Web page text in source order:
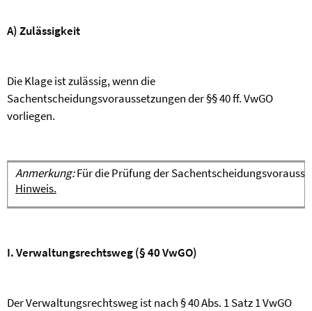
A) Zulässigkeit
Die Klage ist zulässig, wenn die
Sachentscheidungsvoraussetzungen der §§ 40 ff. VwGO
vorliegen.
Anmerkung:Für die Prüfung der
Hinweis.
I. Verwaltungsrechtsweg (§ 40 VwGO)
Der Verwaltungsrechtsweg ist nach § 40 Abs. 1 Satz 1 VwGO